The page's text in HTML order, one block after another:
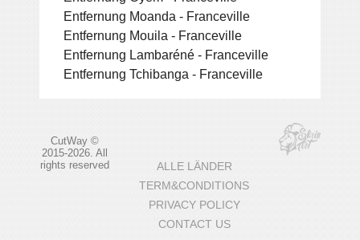
Entfernung Moanda - Franceville
Entfernung Mouila - Franceville
Entfernung Lambaréné - Franceville
Entfernung Tchibanga - Franceville
CutWay ©
2015-2026. All
rights reserved
ALLE LÄNDER
TERM&CONDITIONS
PRIVACY POLICY
CONTACT US